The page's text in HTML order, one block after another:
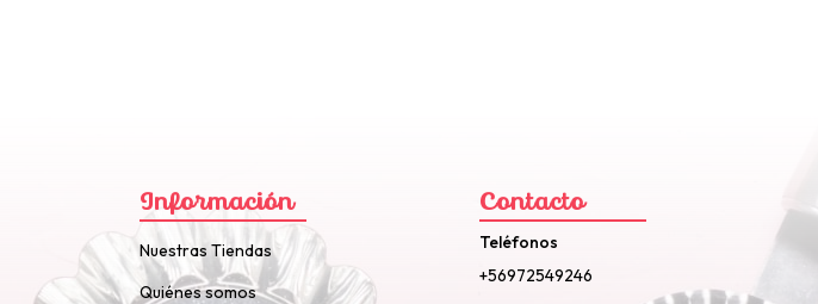
Información
Nuestras Tiendas
Quiénes somos
Contacto
Teléfonos
+56972549246